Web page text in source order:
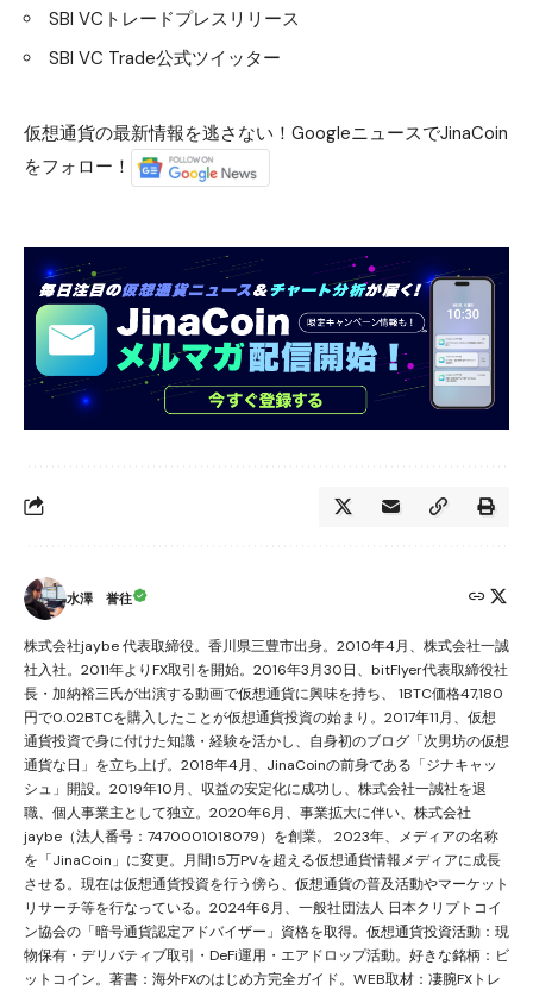
SBI VCトレードプレスリリース
SBI VC Trade公式ツイッター
仮想通貨の最新情報を逃さない！GoogleニュースでJinaCoin
をフォロー！
水澤 誉往
株式会社jaybe 代表取締役。香川県三豊市出身。2010年4月、株式会社一誠
社入社。2011年よりFX取引を開始。2016年3月30日、bitFlyer代表取締役社
長・加納裕三氏が出演する動画で仮想通貨に興味を持ち、 1BTC価格47,180
円で0.02BTCを購入したことが仮想通貨投資の始まり。2017年11月、仮想
通貨投資で身に付けた知識・経験を活かし、自身初のブログ「次男坊の仮想
通貨な日」を立ち上げ。2018年4月、JinaCoinの前身である「ジナキャッ
シュ」開設。2019年10月、収益の安定化に成功し、株式会社一誠社を退
職、個人事業主として独立。2020年6月、事業拡大に伴い、株式会社
jaybe（法人番号：7470001018079）を創業。 2023年、メディアの名称
を「JinaCoin」に変更。月間15万PVを超える仮想通貨情報メディアに成長
させる。現在は仮想通貨投資を行う傍ら、仮想通貨の普及活動やマーケット
リサーチ等を行なっている。2024年6月、一般社団法人 日本クリプトコイ
ン協会の「暗号通貨認定アドバイザー」資格を取得。仮想通貨投資活動：現
物保有・デリバティブ取引・DeFi運用・エアドロップ活動。好きな銘柄：ビ
ットコイン。著書：海外FXのはじめ方完全ガイド。WEB取材：凄腕FXトレ